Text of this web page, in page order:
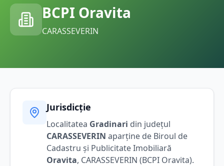
BCPI Oravita
CARASSEVERIN
Jurisdicție
Localitatea Gradinari din județul
CARASSEVERIN aparține de Biroul de
Cadastru și Publicitate Imobiliară
Oravita, CARASSEVERIN (BCPI Oravita).